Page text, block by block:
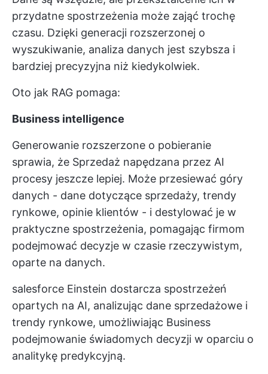
przydatne spostrzeżenia może zająć trochę
czasu. Dzięki generacji rozszerzonej o
wyszukiwanie, analiza danych jest szybsza i
bardziej precyzyjna niż kiedykolwiek.
Oto jak RAG pomaga:
Business intelligence
Generowanie rozszerzone o pobieranie
sprawia, że Sprzedaż napędzana przez AI
procesy jeszcze lepiej. Może przesiewać góry
danych - dane dotyczące sprzedaży, trendy
rynkowe, opinie klientów - i destylować je w
praktyczne spostrzeżenia, pomagając firmom
podejmować decyzje w czasie rzeczywistym,
oparte na danych.
salesforce Einstein dostarcza spostrzeżeń
opartych na AI, analizując dane sprzedażowe i
trendy rynkowe, umożliwiając Business
podejmowanie świadomych decyzji w oparciu o
analitykę predykcyjną.